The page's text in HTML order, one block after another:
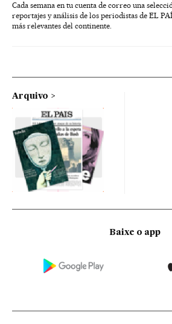
Cada semana en tu cuenta de correo una
reportajes y análisis de los periodistas de EL
más relevantes del continente.
Arquivo
Baixe o app